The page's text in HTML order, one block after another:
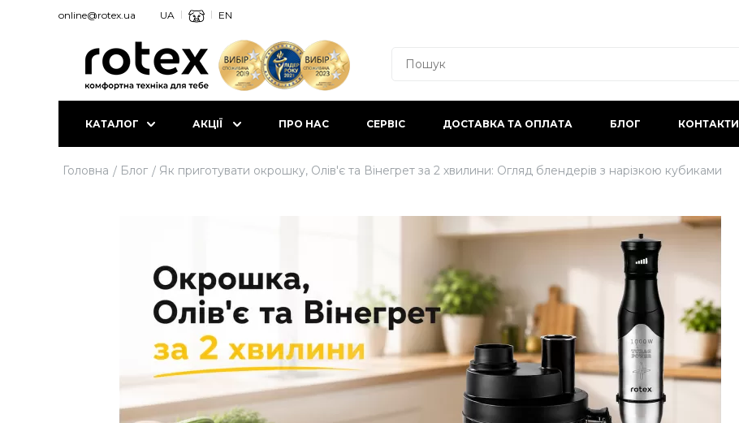
online@rotex.ua UA EN
КАТАЛОГ АКЦІЇ ПРО НАС СЕРВІС ДОСТАВКА ТА ОПЛАТА БЛОГ КОНТАКТИ
Головна Блог Як приготувати окрошку, Олів'є та Вінегрет за 2 хвилини: Огляд блендерів з нарізкою кубиками